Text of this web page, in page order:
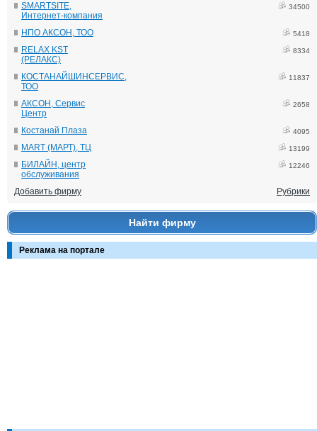
SMARTSITE,
Интернет-компания
34500
НПО АКСОН, ТОО 5418
RELAX KST
(РЕЛАКС)
8334
КОСТАНАЙШИНСЕРВИС,
ТОО
11837
АКСОН, Сервис
Центр
2658
Костанай Плаза 4095
MART (МАРТ), ТЦ 13199
БИЛАЙН, центр
обслуживания
12246
Добавить фирму Рубрики
Найти фирму
Реклама на портале